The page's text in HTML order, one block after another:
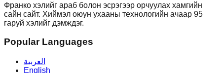
Франко хэлийг араб болон эсрэгээр орчуулах хамгийн
сайн сайт. Хиймэл оюун ухааны технологийн ачаар 95
гаруй хэлийг дэмждэг.
Popular Languages
العربية
English